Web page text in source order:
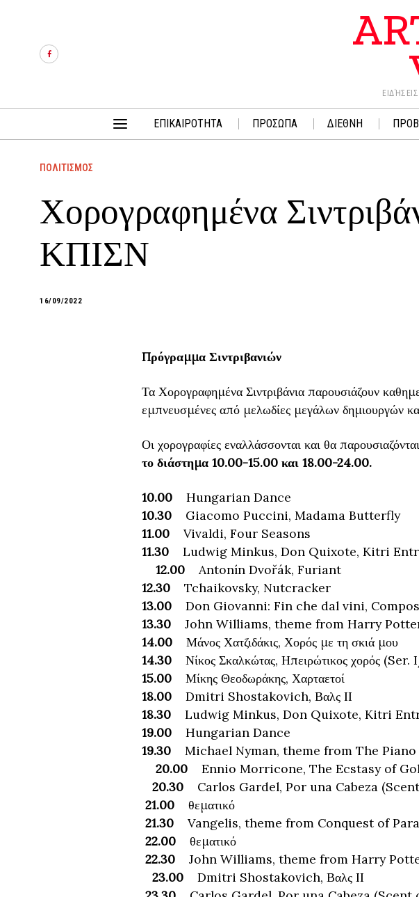
ΕΠΙΚΑΙΡΟΤΗΤΑ ΠΡΟΣΩΠΑ ΔΙΕΘΝΗ
ΠΟΛΙΤΙΣΜΟΣ
Χορογραφημένα
ΚΠΙΣΝ
16/09/2022
Πρόγραμμα Σιντριβανιών
Τα Χορογραφημένα Σιντριβάνια παρουσιάζουν
εμπνευσμένες από μελωδίες μεγάλων δημιουργών
Οι χορογραφίες εναλλάσσονται και θα
το διάστημα 10.00-15.00 και 18.00-24.00.
10.00Hungarian Dance
10.30Giacomo Puccini, Madama Butterfly
11.00Vivaldi, Four Seasons
11.30
Ludwig Minkus, Don Quixote, Kitri
12.00Antonín Dvořák, Furiant
12.30Tchaikovsky, Nutcracker
13.00Don Giovanni: Fin che dal vini,
13.30
John Williams, theme from Harry
14.00Μάνος Χατζιδάκις, Χορός με τη σκιά μου
14.30
Νίκος Σκαλκώτας, Ηπειρώτικος χορός
15.00
Μίκης Θεοδωράκης, Χαρταετοί
18.00
Dmitri Shostakovich, Βαλς II
18.30
Ludwig Minkus, Don Quixote, Kitri
19.00Hungarian Dance
19.30Michael Nyman, theme from The Piano
20.00
Ennio Morricone, The Ecstasy of
20.30
Carlos Gardel, Por una Cabeza
21.00θεματικό
21.30
Vangelis, theme from Conquest of
22.00θεματικό
22.30John Williams, theme from Harry
23.00Dmitri Shostakovich, Βαλς II